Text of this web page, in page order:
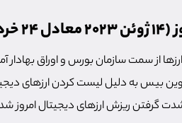
از سمت سازمان بورس و اوراق بهادار
بیس به دلیل لیست کردن ارزهای